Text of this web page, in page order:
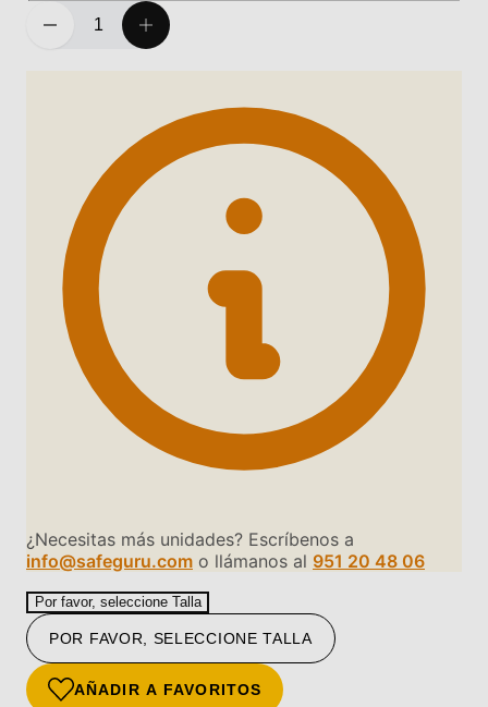
¿Necesitas más unidades? Escríbenos a
info@safeguru.com o llámanos al 951 20 48 06
Por favor, seleccione Talla
POR FAVOR, SELECCIONE TALLA
AÑADIR A FAVORITOS